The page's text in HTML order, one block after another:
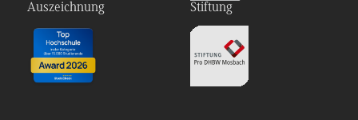
Auszeichnung Stiftung